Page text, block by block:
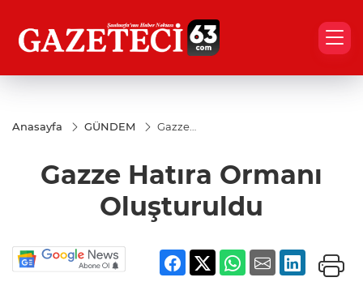
Anasayfa GÜNDEM
Gazze
Oluşturuldu
Gazze Hatıra Ormanı
Oluşturuldu